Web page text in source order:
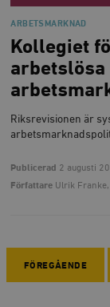
ARBETSMARKNAD
Kollegiet
arbetslösa
Riksrevisionen är
Publicerad 2 augusti
Författare Ulrik
FÖREGÅENDE